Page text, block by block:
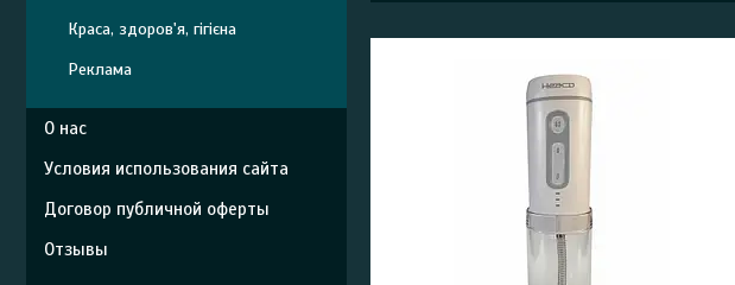
Краса, здоров'я, гігієна
Реклама
О нас
Условия использования сайта
Договор публичной оферты
Отзывы